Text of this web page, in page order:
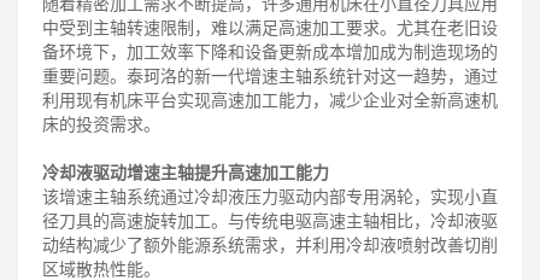
中受到主轴转速限制，难以满足高速加工要求。尤其在老旧设
备环境下，加工效率下降和设备更新成本增加成为制造现场的
重要问题。泰珂洛的新一代增速主轴系统针对这一趋势，通过
利用现有机床平台实现高速加工能力，减少企业对全新高速机
床的投资需求。
冷却液驱动增速主轴提升高速加工能力
该增速主轴系统通过冷却液压力驱动内部专用涡轮，实现小直
径刀具的高速旋转加工。与传统电驱高速主轴相比，冷却液驱
动结构减少了额外能源系统需求，并利用冷却液喷射改善切削
区域散热性能。